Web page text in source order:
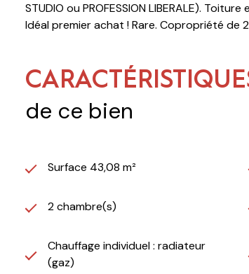
STUDIO ou PROFESSION LIBERALE).
Idéal premier achat ! Rare. Copropriété de
de ce bien
Surface 43,08 m²
2 chambre(s)
Chauffage individuel : radiateur
(gaz)